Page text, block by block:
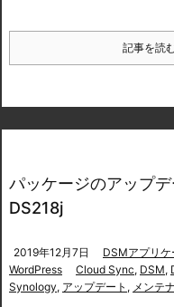
記事を読
パッケージのアップ
DS218j
2019年12月7日 DSMアプリケ
WordPress
Cloud Sync, DSM,
Synology, アップデート , メンテ